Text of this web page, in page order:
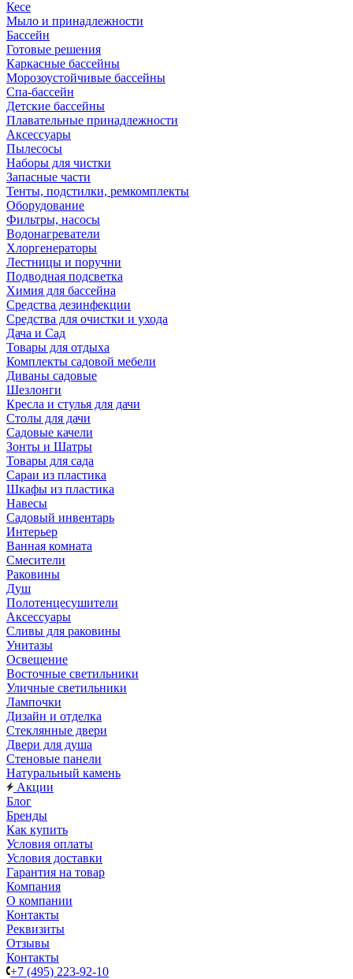
Кесе
Мыло и принадлежности
Бассейн
Готовые решения
Каркасные бассейны
Морозоустойчивые бассейны
Спа-бассейн
Детские бассейны
Плавательные принадлежности
Аксессуары
Пылесосы
Наборы для чистки
Запасные части
Тенты, подстилки, ремкомплекты
Оборудование
Фильтры, насосы
Водонагреватели
Хлоргенераторы
Лестницы и поручни
Подводная подсветка
Химия для бассейна
Средства дезинфекции
Средства для очистки и ухода
Дача и Сад
Товары для отдыха
Комплекты садовой мебели
Диваны садовые
Шезлонги
Кресла и стулья для дачи
Столы для дачи
Садовые качели
Зонты и Шатры
Товары для сада
Сараи из пластика
Шкафы из пластика
Навесы
Садовый инвентарь
Интерьер
Ванная комната
Смесители
Раковины
Душ
Полотенцесушители
Аксессуары
Сливы для раковины
Унитазы
Освещение
Восточные светильники
Уличные светильники
Лампочки
Дизайн и отделка
Стеклянные двери
Двери для душа
Стеновые панели
Натуральный камень
Акции
Блог
Бренды
Как купить
Условия оплаты
Условия доставки
Гарантия на товар
Компания
О компании
Контакты
Реквизиты
Отзывы
Контакты
+7 (495) 223-92-10